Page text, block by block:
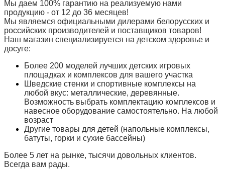
Мы даем 100% гарантию на реализуемую нами
продукцию - от 12 до 36 месяцев!
Мы являемся официальными дилерами белорусских и
российских производителей и поставщиков товаров!
Наш магазин специализируется на детском здоровье и
досуге:
Более 200 моделей лучших детских игровых
площадках и комплексов для вашего участка
Шведские стенки и спортивные комплексы на
любой вкус: металлические, деревянные.
Возможность выбрать комплектацию комплексов и
навесное оборудование самостоятельно. На любой
возраст
Другие товары для детей (напольные комплексы,
батуты, горки и сухие бассейны)
Более 5 лет на рынке, тысячи довольных клиентов.
Всегда вам рады.